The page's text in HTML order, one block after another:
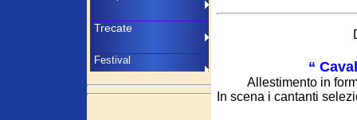
“
Allestimento in
In scena i cantanti